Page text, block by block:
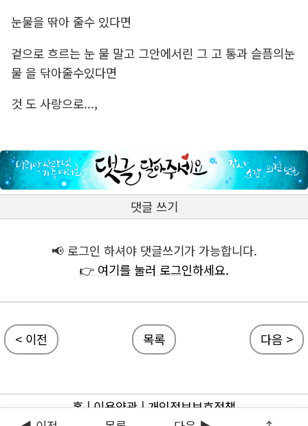
눈물을 딲아 줄수 있다면
겉으로 흐르는 눈 물 말고 그안에서린 그 고 통과 슬픔의눈
물 을 닦아줄수있다면
것 도 사랑으로...,
댓글 쓰기
📢 로그인 하셔야 댓글쓰기가 가능합니다.
👉 여기를 눌러 로그인하세요.
< 이전 목록 다음 >
홈|이용약관|개인정보보호정책